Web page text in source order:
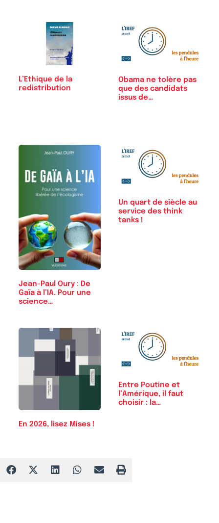
L’Ethique de la
redistribution
Obama ne tolère pas
que des candidats
issus de…
Jean-Paul Oury : De
Gaïa à l’IA. Pour une
science…
Un quart de siècle au
service des think
tanks !
En 2026, lisez Mises !
Entre Poutine et
l’Amérique, il faut
choisir : la…